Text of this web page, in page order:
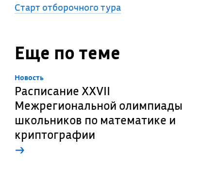
Старт отборочного тура
Еще по теме
Новость
Расписание XXVII
Межрегиональной олимпиады
школьников по математике и
криптографии
→